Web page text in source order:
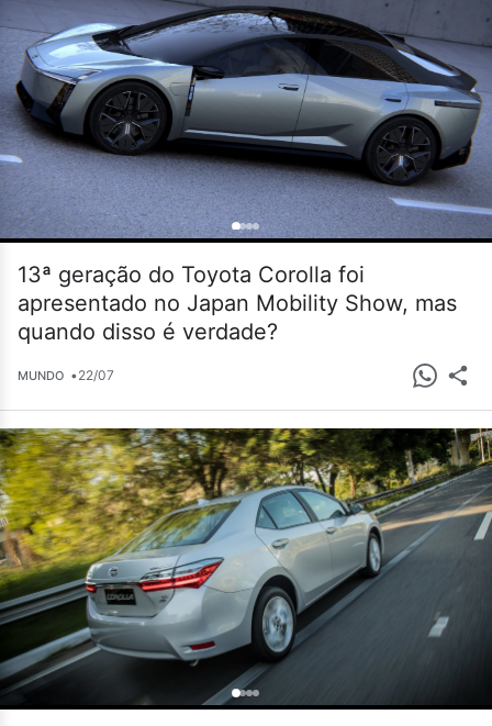
13ª geração do Toyota Corolla foi
apresentado no Japan Mobility Show, mas
quando disso é verdade?
MUNDO •22/07